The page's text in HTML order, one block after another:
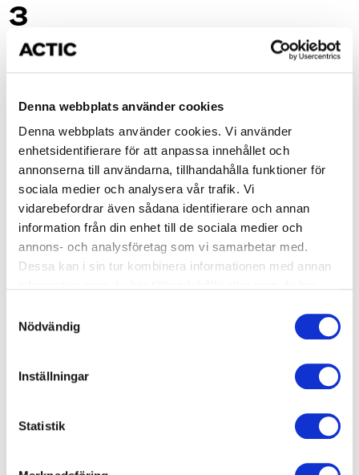
Denna webbplats använder cookies
Denna webbplats använder cookies. Vi använder
enhetsidentifierare för att anpassa innehållet och
annonserna till användarna, tillhandahålla funktioner för
sociala medier och analysera vår trafik. Vi
vidarebefordrar även sådana identifierare och annan
information från din enhet till de sociala medier och
annons- och analysföretag som vi samarbetar med.
Dessa kan i sin tur kombinera informationen med annan
Nödvändig
Inställningar
Statistik
3
En badande vuxen I vattnet. Förkunskaper: Har gått
Babysimskola Nivå 2. Mål: Få barnet att känna sig
säkerheten I vattnet och självräddning. Vändning och ta
sig tillbaka till kanten.